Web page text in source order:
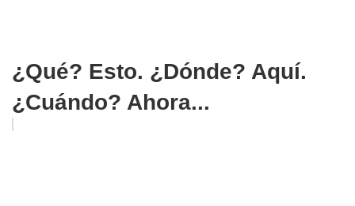
¿Qué? Esto. ¿Dónde? Aquí.
¿Cuándo? Ahora...